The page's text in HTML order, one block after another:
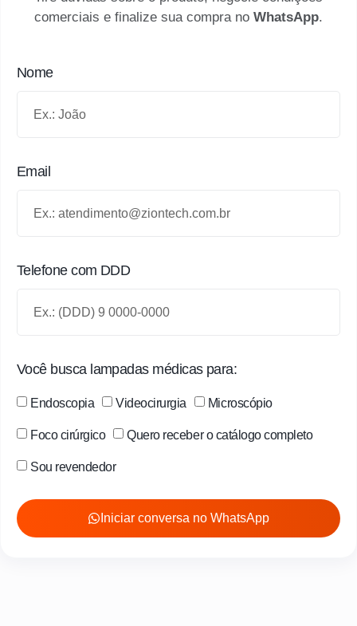
comerciais e finalize sua compra no WhatsApp.
Nome
Email
Telefone com DDD
Você busca lampadas médicas para:
Endoscopia Videocirurgia Microscópio
Foco cirúrgico Quero receber o catálogo completo
Sou revendedor
Iniciar conversa no WhatsApp